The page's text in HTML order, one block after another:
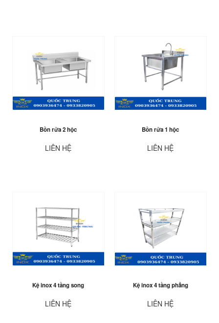
Bồn rửa 2 hộc
LIÊN HỆ
Bồn rửa 1 hộc
LIÊN HỆ
Kệ inox 4 tầng song
LIÊN HỆ
Kệ inox 4 tầng phẳng
LIÊN HỆ